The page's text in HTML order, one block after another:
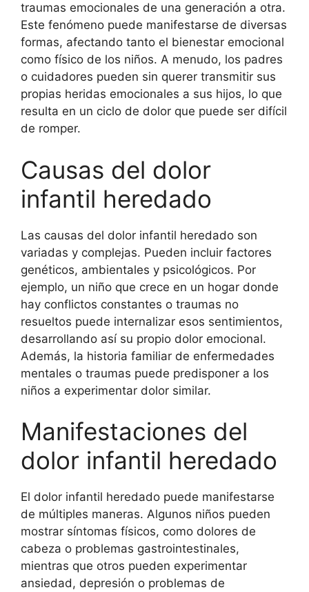
traumas emocionales de una generación a otra.
Este fenómeno puede manifestarse de diversas
formas, afectando tanto el bienestar emocional
como físico de los niños. A menudo, los padres
o cuidadores pueden sin querer transmitir sus
propias heridas emocionales a sus hijos, lo que
resulta en un ciclo de dolor que puede ser difícil
de romper.
Causas del dolor
infantil heredado
Las causas del dolor infantil heredado son
variadas y complejas. Pueden incluir factores
genéticos, ambientales y psicológicos. Por
ejemplo, un niño que crece en un hogar donde
hay conflictos constantes o traumas no
resueltos puede internalizar esos sentimientos,
desarrollando así su propio dolor emocional.
Además, la historia familiar de enfermedades
mentales o traumas puede predisponer a los
niños a experimentar dolor similar.
Manifestaciones del
dolor infantil heredado
El dolor infantil heredado puede manifestarse
de múltiples maneras. Algunos niños pueden
mostrar síntomas físicos, como dolores de
cabeza o problemas gastrointestinales,
mientras que otros pueden experimentar
ansiedad, depresión o problemas de